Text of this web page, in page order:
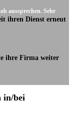
aussprechen. Sehr
ihren Dienst erneut
ihre Firma weiter
in/bei